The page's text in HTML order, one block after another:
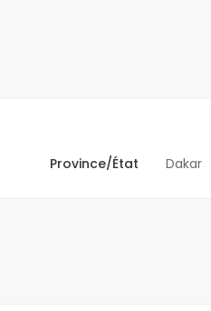
Province/État Dakar